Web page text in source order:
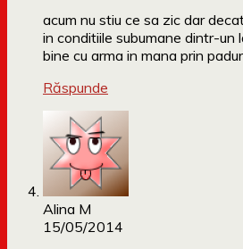
acum nu stiu ce sa zic dar
in conditiile subumane dintr-un
bine cu arma in mana prin
Răspunde
Alina M
15/05/2014